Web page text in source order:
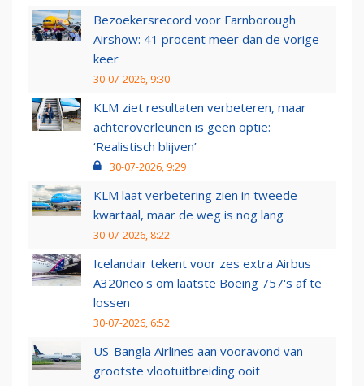
Bezoekersrecord voor Farnborough
Airshow: 41 procent meer dan de vorige
keer
30-07-2026, 9:30
KLM ziet resultaten verbeteren, maar
achteroverleunen is geen optie:
‘Realistisch blijven’
30-07-2026, 9:29
KLM laat verbetering zien in tweede
kwartaal, maar de weg is nog lang
30-07-2026, 8:22
Icelandair tekent voor zes extra Airbus
A320neo's om laatste Boeing 757's af te
lossen
30-07-2026, 6:52
US-Bangla Airlines aan vooravond van
grootste vlootuitbreiding ooit